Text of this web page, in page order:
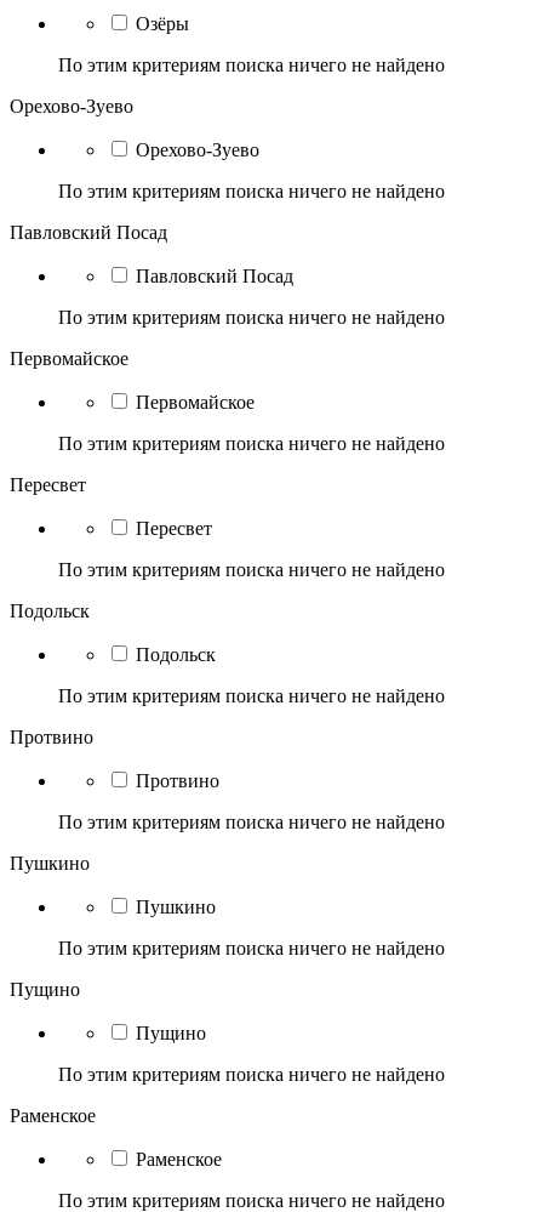
Озёры
По этим критериям поиска ничего не найдено
Орехово-Зуево
Орехово-Зуево
По этим критериям поиска ничего не найдено
Павловский Посад
Павловский Посад
По этим критериям поиска ничего не найдено
Первомайское
Первомайское
По этим критериям поиска ничего не найдено
Пересвет
Пересвет
По этим критериям поиска ничего не найдено
Подольск
Подольск
По этим критериям поиска ничего не найдено
Протвино
Протвино
По этим критериям поиска ничего не найдено
Пушкино
Пушкино
По этим критериям поиска ничего не найдено
Пущино
Пущино
По этим критериям поиска ничего не найдено
Раменское
Раменское
По этим критериям поиска ничего не найдено